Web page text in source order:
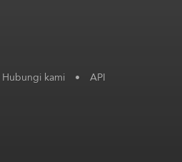
Hubungi kami • API